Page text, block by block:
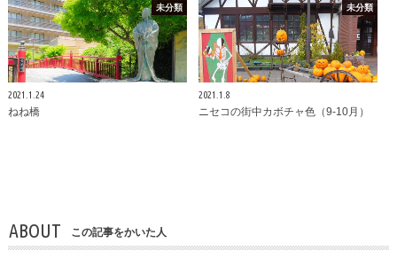
未分類
2021.1.24
ねね橋
未分類
2021.1.8
ニセコの街中カボチャ色（9-10月）
ABOUT この記事をかいた人